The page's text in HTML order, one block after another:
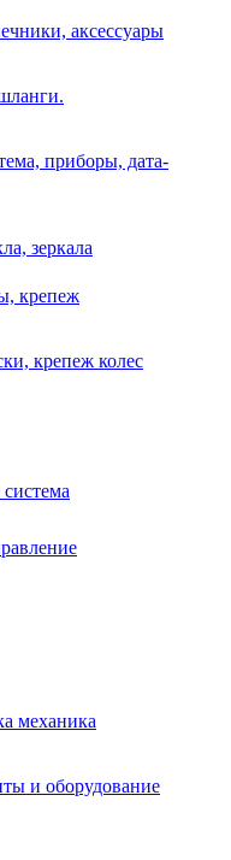
аксессуары
приборы, дата-
зеркала
крепеж
крепеж колес
механика
и оборудование